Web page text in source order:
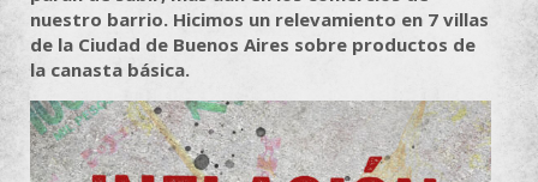
nuestro barrio. Hicimos un relevamiento en 7 villas
de la Ciudad de Buenos Aires sobre productos de
la canasta básica.